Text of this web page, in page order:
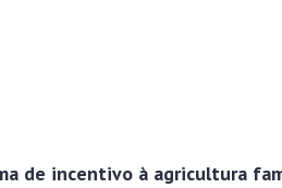
de incentivo à agricultura